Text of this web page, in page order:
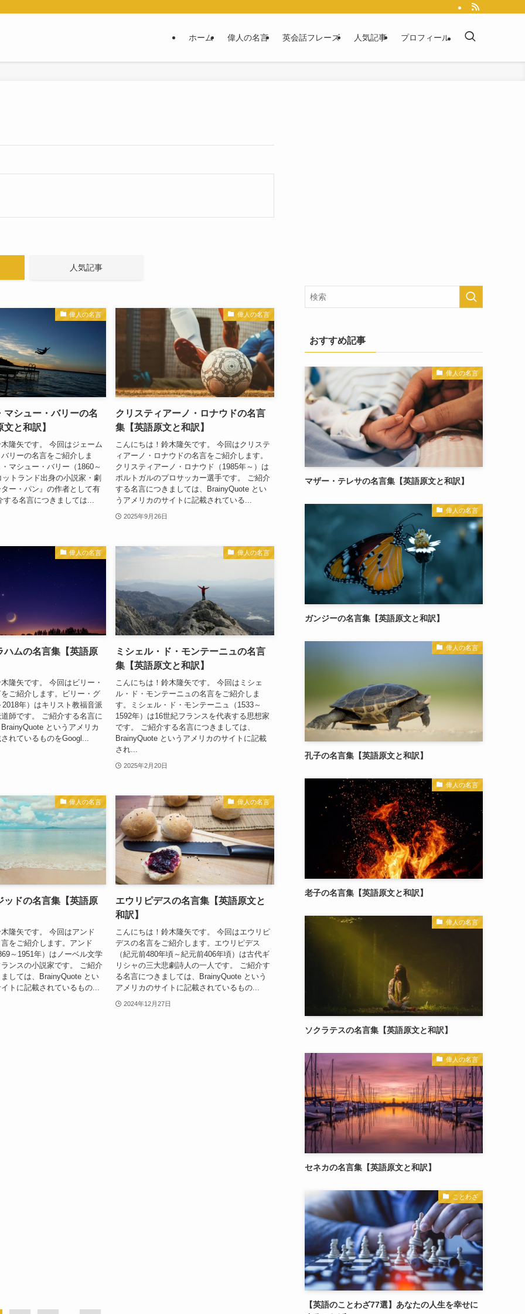
ホーム 偉人の名言 英会話フレーズ 人気記事 プロフィール
人気記事
偉人の名言
マシュー・バリーの名
と和訳】
隆矢です。 今回はジェーム
リーの名言をご紹介しま
マシュー・バリー（1860～
トランド出身の小説家・劇
ー・パン』の作者として有
る名言につきましては...
偉人の名言
クリスティアーノ・ロナウドの名言
集【英語原文と和訳】
こんにちは！鈴木隆矢です。 今回はクリステ
ィアーノ・ロナウドの名言をご紹介します。
クリスティアーノ・ロナウド（1985年～）は
ポルトガルのプロサッカー選手です。 ご紹介
する名言につきましては、BrainyQuote とい
うアメリカのサイトに記載されている...
2025年9月26日
偉人の名言
ハムの名言集【英語原
隆矢です。 今回はビリー・
ご紹介します。ビリー・グ
年）はキリスト教福音派
師です。 ご紹介する名言に
というアメリカ
れているものをGoogl...
偉人の名言
ミシェル・ド・モンテーニュの名言
集【英語原文と和訳】
こんにちは！鈴木隆矢です。 今回はミシェ
ル・ド・モンテーニュの名言をご紹介しま
す。ミシェル・ド・モンテーニュ（1533～
1592年）は16世紀フランスを代表する思想家
です。 ご紹介する名言につきましては、
BrainyQuote というアメリカのサイトに記載
され...
2025年2月20日
偉人の名言
ッドの名言集【英語原
隆矢です。 今回はアンド
をご紹介します。アンド
～1951年）はノーベル文学
ンスの小説家です。 ご紹介
しては、BrainyQuote とい
トに記載されているもの...
偉人の名言
エウリピデスの名言集【英語原文と
和訳】
こんにちは！鈴木隆矢です。 今回はエウリピ
デスの名言をご紹介します。エウリピデス
（紀元前480年頃～紀元前406年頃）は古代ギ
リシャの三大悲劇詩人の一人です。 ご紹介す
る名言につきましては、BrainyQuote という
アメリカのサイトに記載されているもの...
2024年12月27日
おすすめ記事
偉人の名言
マザー・テレサの名言集【英語原文と和訳】
偉人の名言
ガンジーの名言集【英語原文と和訳】
偉人の名言
孔子の名言集【英語原文と和訳】
偉人の名言
老子の名言集【英語原文と和訳】
偉人の名言
ソクラテスの名言集【英語原文と和訳】
偉人の名言
セネカの名言集【英語原文と和訳】
ことわざ
【英語のことわざ77選】あなたの人生を幸せに